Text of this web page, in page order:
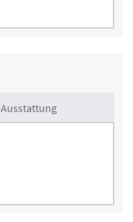
Ausstattung